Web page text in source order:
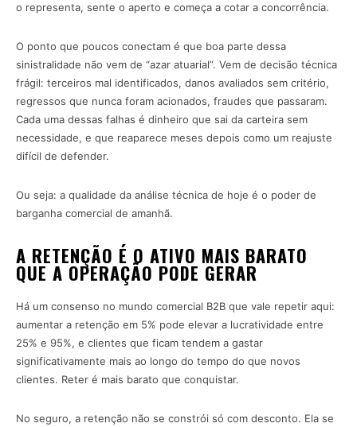
o representa, sente o aperto e começa a cotar a concorrência.
O ponto que poucos conectam é que boa parte dessa
sinistralidade não vem de “azar atuarial”. Vem de decisão técnica
frágil: terceiros mal identificados, danos avaliados sem critério,
regressos que nunca foram acionados, fraudes que passaram.
Cada uma dessas falhas é dinheiro que sai da carteira sem
necessidade, e que reaparece meses depois como um reajuste
difícil de defender.
Ou seja: a qualidade da análise técnica de hoje é o poder de
barganha comercial de amanhã.
A RETENÇÃO É O ATIVO MAIS BARATO
QUE A OPERAÇÃO PODE GERAR
Há um consenso no mundo comercial B2B que vale repetir aqui:
aumentar a retenção em 5% pode elevar a lucratividade entre
25% e 95%, e clientes que ficam tendem a gastar
significativamente mais ao longo do tempo do que novos
clientes. Reter é mais barato que conquistar.
No seguro, a retenção não se constrói só com desconto. Ela se